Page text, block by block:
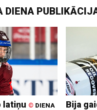
DIENA
latiņu © DIENA Bija